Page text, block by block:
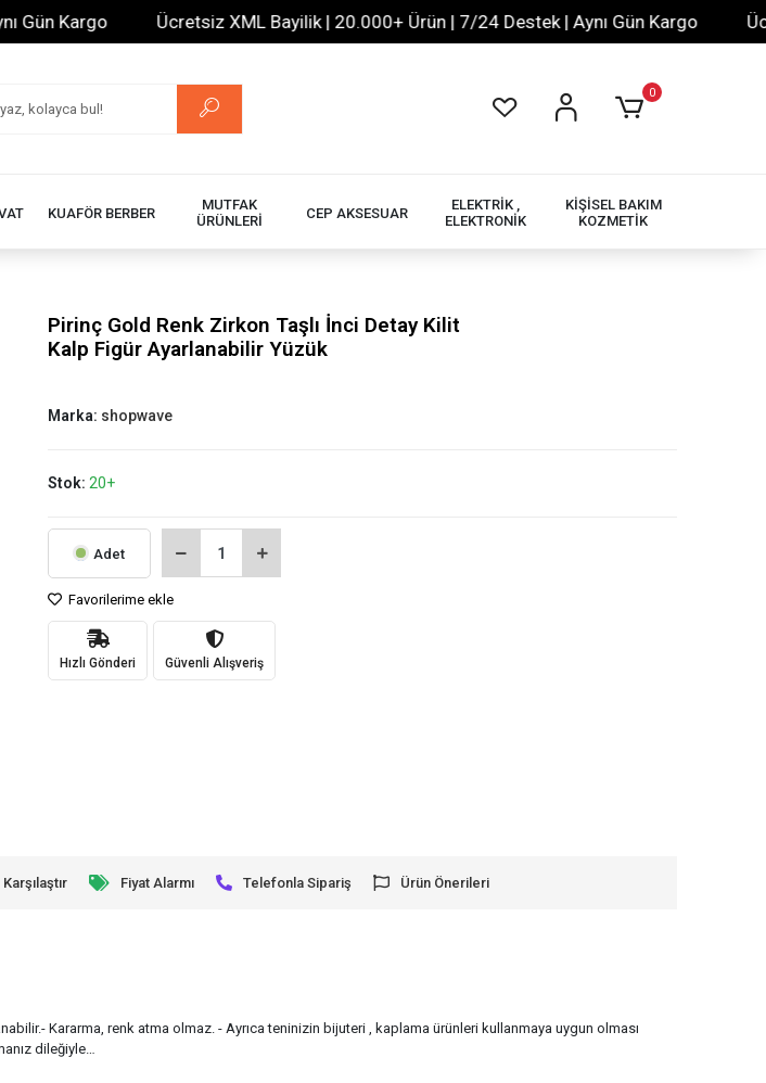
Kargo Ücretsiz XML Bayilik | 20.000+ Ürün | 7/24 Destek | Aynı Gün Kargo
0
KUAFÖR BERBER
MUTFAK
ÜRÜNLERİ
CEP AKSESUAR
ELEKTRİK ,
ELEKTRONİK
KİŞİSEL BAKIM
KOZMETİK
Pirinç Gold Renk Zirkon Taşlı İnci Detay Kilit
Kalp Figür Ayarlanabilir Yüzük
Marka: shopwave
Stok: 20+
Adet
Favorilerime ekle
Hızlı Gönderi Güvenli Alışveriş
Karşılaştır Fiyat Alarmı Telefonla Sipariş Ürün Önerileri
Kararma, renk atma olmaz. - Ayrıca teninizin bijuteri , kaplama ürünleri kullanmaya uygun olması
dileğiyle…